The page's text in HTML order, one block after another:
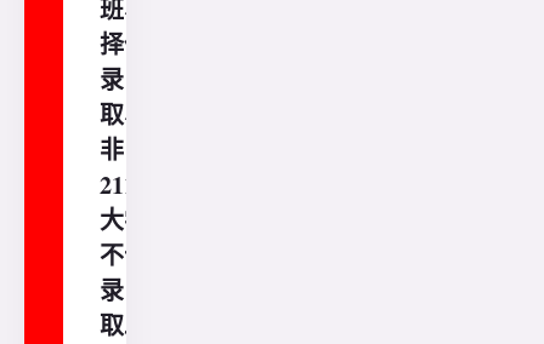
班、
择优
录
取、
非
211
大学
不予
录
取...